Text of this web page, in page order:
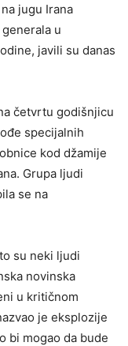
jugu Irana
u
javili su danas
četvrtu godišnjicu
specijalnih
kod džamije
Grupa ljudi
se na
su neki ljudi
novinska
u kritičnom
je eksplozije
bi mogao da bude